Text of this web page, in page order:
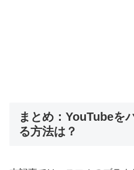
まとめ：YouTubeを
る方法は？